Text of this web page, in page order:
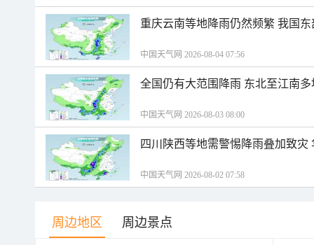
重庆云南等地降雨仍然频繁 我国
中国天气网 2026-08-04 07:56
全国仍有大范围降雨 东北至江南
中国天气网 2026-08-03 08:00
四川陕西等地需警惕降雨叠加致
中国天气网 2026-08-02 07:58
周边地区 周边景点